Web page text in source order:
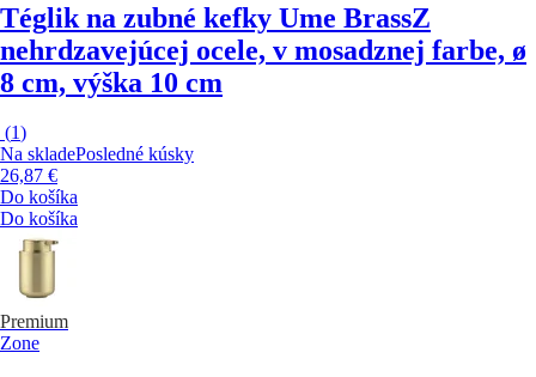
Téglik na zubné kefky Ume BrassZ
nehrdzavejúcej ocele, v mosadznej farbe, ø
8 cm, výška 10 cm
(1)
Na skladePosledné kúsky
26,87 €
Do košíka
Do košíka
Premium
Zone